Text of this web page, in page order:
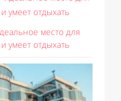
место для
умеет отдыхать